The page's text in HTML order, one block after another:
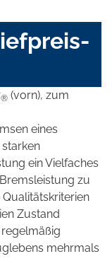
® (vorn), zum
eines
ein Vielfaches
zu
Zustand
mehrmals